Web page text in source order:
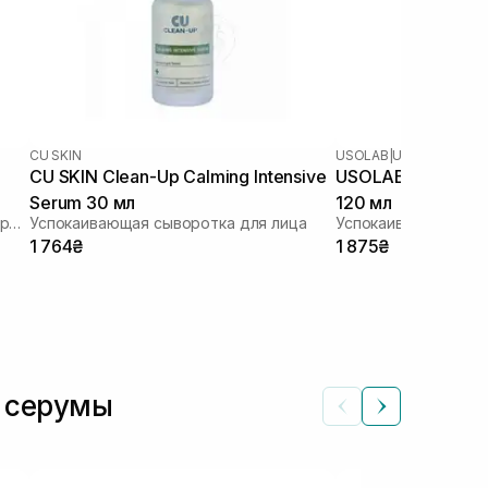
Успокаивающая, гидратирующая и противоотечная сыворотка
CU SKIN
CU SKIN Clean-Up Calming Intensive
Serum 30 мл
Успокаивающая сыворотка для лица
1 764₴
USOLAB USOLAB BIO
USOLAB Bio
120 мл
1 875₴
серумы